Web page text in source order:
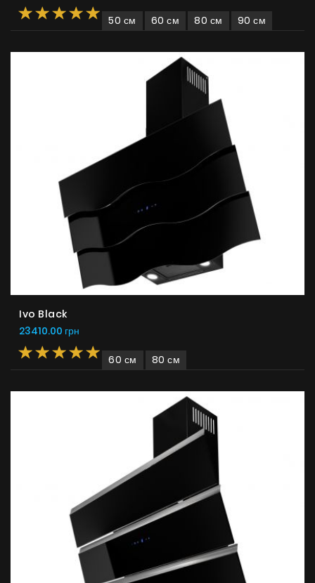
50 см 60 см 80 см 90 см
Ivo Black
23410.00 грн
60 см 80 см